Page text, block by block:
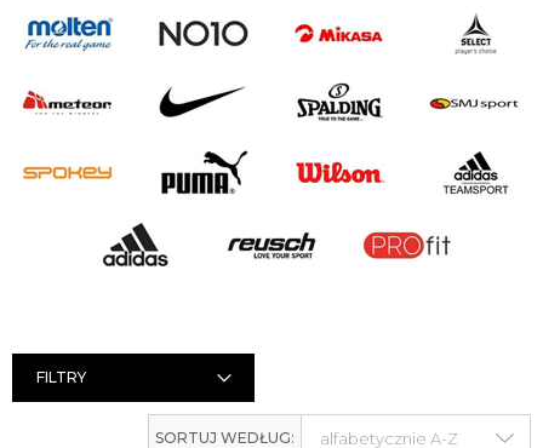
FILTRY
SORTUJ WEDŁUG: